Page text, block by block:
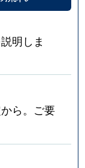
明しま
ら。ご要